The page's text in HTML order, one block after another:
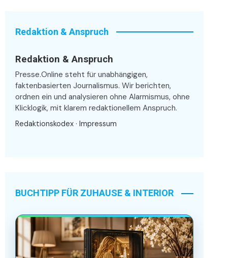
Redaktion & Anspruch
Redaktion & Anspruch
Presse.Online steht für unabhängigen,
faktenbasierten Journalismus. Wir berichten,
ordnen ein und analysieren ohne Alarmismus, ohne
Klicklogik, mit klarem redaktionellem Anspruch.
Redaktionskodex · Impressum
BUCHTIPP FÜR ZUHAUSE & INTERIOR